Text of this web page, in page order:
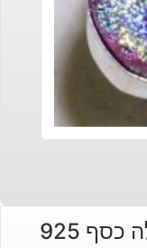
925